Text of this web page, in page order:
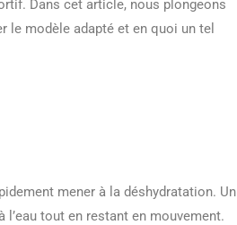
Dans cet article, nous plongeons
modèle adapté et en quoi un tel
mener à la déshydratation. Un
tout en restant en mouvement.